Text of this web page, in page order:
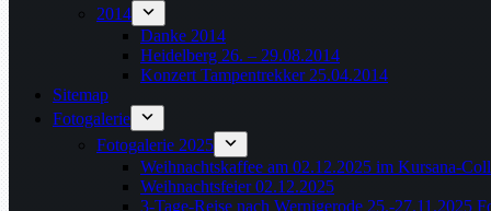
2014
Danke 2014
Heidelberg 26. – 29.08.2014
Konzert Tampentrekker 25.04.2014
Sitemap
Fotogalerie
Fotogalerie 2025
Weihnachtskaffee am 02.12.2025 im Kursana-
Weihnachtsfeier 02.12.2025
3-Tage-Reise nach Wernigerode 25.-27.11.2025